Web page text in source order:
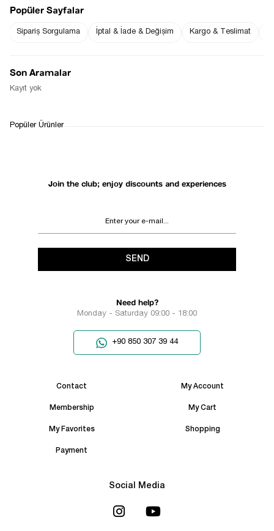
Notify me when
Notify Me When Available
RETURN AND EXCHANGE
Join the club; enjoy discounts and experiences
SEND
Need help?
Monday - Saturday 09:00 - 18:00
+90 850 307 39 44
Contact My Account
Membership My Cart
My Favorites Shopping
Payment
Social Media
Popüler Sayfalar
Sipariş Sorgulama İptal & İade & Değişim Kargo & Teslimat
Son Aramalar
Kayıt yok
Popüler Ürünler